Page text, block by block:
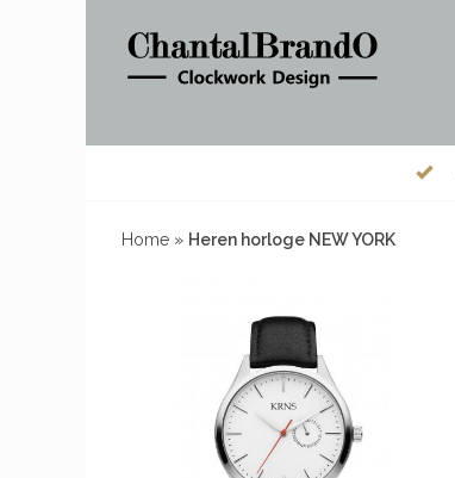
Home » Heren horloge NEW YORK